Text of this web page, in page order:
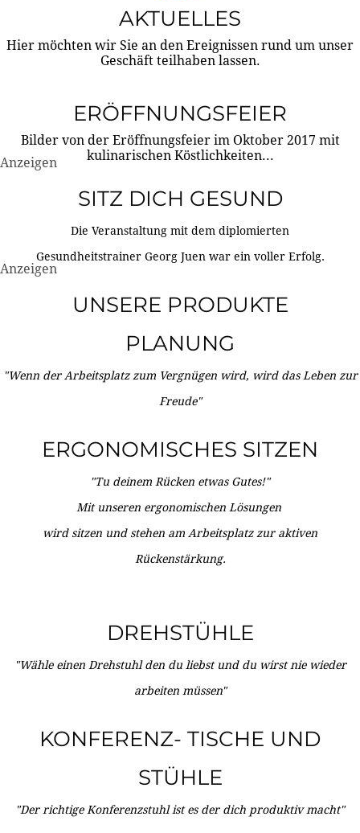
AKTUELLES
Hier möchten wir Sie an den Ereignissen rund um unser
Geschäft teilhaben lassen.
ERÖFFNUNGSFEIER
Bilder von der Eröffnungsfeier im Oktober 2017 mit
kulinarischen Köstlichkeiten...
Anzeigen
SITZ DICH GESUND
Die Veranstaltung mit dem diplomierten
Gesundheitstrainer Georg Juen war ein voller Erfolg.
Anzeigen
UNSERE PRODUKTE
PLANUNG
"Wenn der Arbeitsplatz zum Vergnügen wird, wird das Leben zur
Freude"
ERGONOMISCHES SITZEN
"Tu deinem Rücken etwas Gutes!"
Mit unseren ergonomischen Lösungen
wird sitzen und stehen am Arbeitsplatz zur aktiven
Rückenstärkung.
DREHSTÜHLE
"Wähle einen Drehstuhl den du liebst und du wirst nie wieder
arbeiten müssen"
KONFERENZ- TISCHE UND
STÜHLE
"Der richtige Konferenzstuhl ist es der dich produktiv macht"